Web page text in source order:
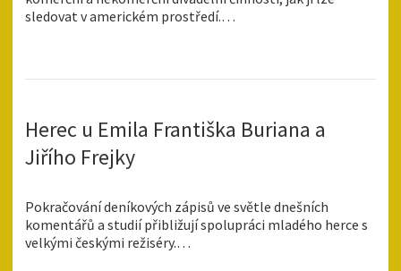
sledovat v americkém prostředí.…
Herec u Emila Františka Buriana a
Jiřího Frejky
Pokračování deníkových zápisů ve světle dnešních
komentářů a studií přibližují spolupráci mladého herce s
velkými českými režiséry.…